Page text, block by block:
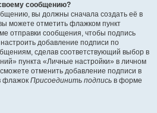
сообщению?
вы должны сначала создать её в
можете отметить флажком пункт
отправки сообщения, чтобы подпись
добавление подписи по
сделав соответствующий выбор в
пункта «Личные настройки» в личном
отменить добавление подписи в
флажок Присоединить подпись в форме